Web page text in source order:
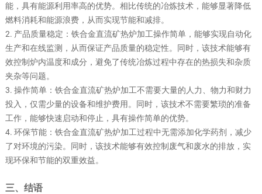
能，具有能源利用率高的优势。相比传统的冶炼技术，能够显著降低
燃料消耗和能源浪费，从而实现节能和减排。
2. 产品质量稳定：铁合金直流矿热炉加工操作简单，能够实现自动化
生产和在线监测，从而保证产品质量的稳定性。同时，该技术能够有
效控制炉内温度和成分，避免了传统冶炼过程中存在的热损失和杂质
夹杂等问题。
3. 操作简单：铁合金直流矿热炉加工不需要大量的人力、物力和财力
投入，仅需少量的设备和维护费用。同时，该技术不需要繁琐的准备
工作，能够快速启动和停止，具有操作简单的优势。
4. 环保节能：铁合金直流矿热炉加工过程中无需添加化学药剂，减少
了对环境的污染。同时，该技术能够有效控制废气和废水的排放，实
现环保和节能的双重效益。
三、结语